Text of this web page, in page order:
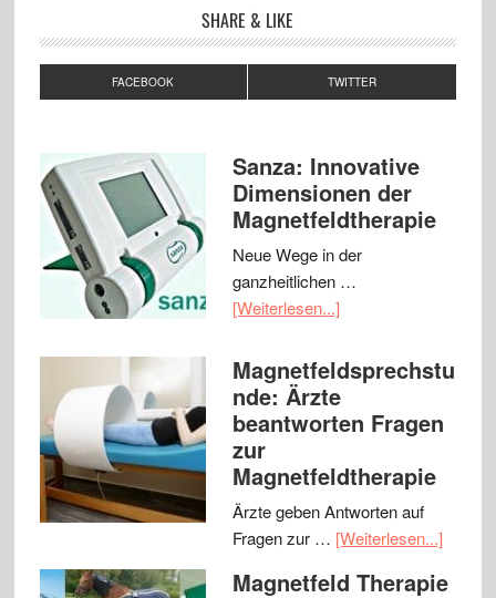
SHARE & LIKE
FACEBOOK TWITTER
Sanza: Innovative
Dimensionen der
Magnetfeldtherapie
Neue Wege in der
ganzheitlichen …
[Weiterlesen...]
Magnetfeldsprechstu
nde: Ärzte
beantworten Fragen
zur
Magnetfeldtherapie
Ärzte geben Antworten auf
Fragen zur … [Weiterlesen...]
Magnetfeld Therapie